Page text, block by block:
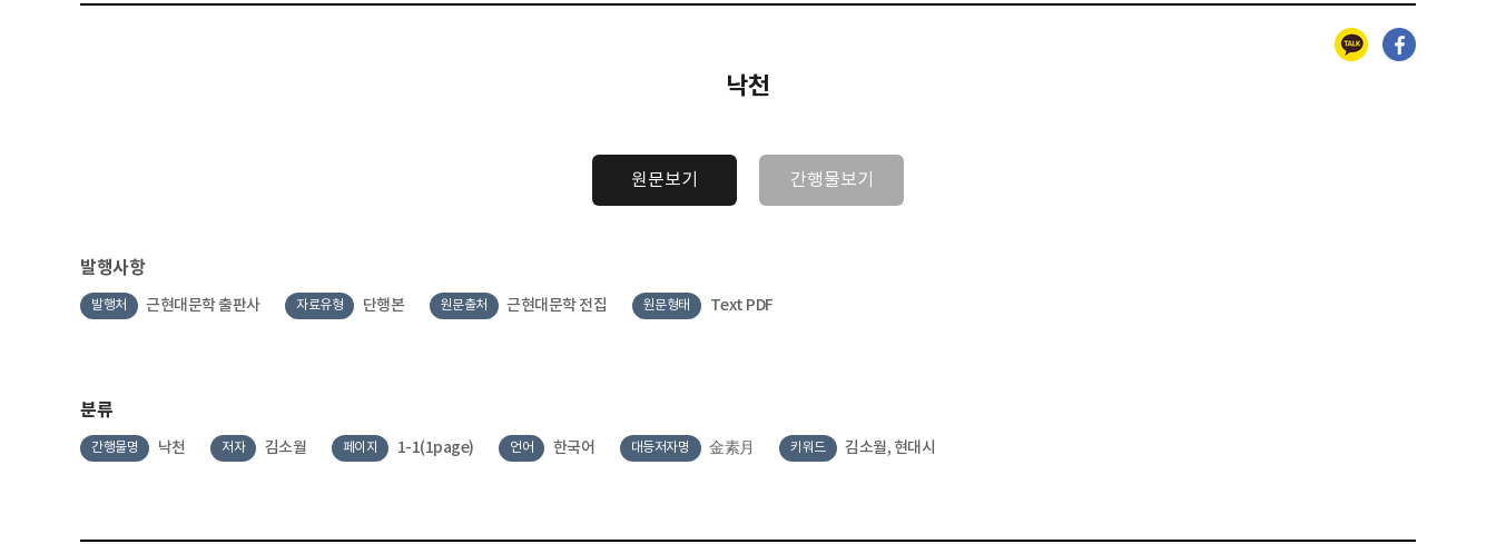
카카오톡 페이스북
낙천
원문보기 간행물보기
발행사항
발행처 근현대문학 출판사 자료유형 단행본 원문출처 근현대문학 전집 원문형태 Text PDF
분류
간행물명 낙천 저자 김소월 페이지 1-1(1page) 언어 한국어 대등저자명 金素月 키워드 김소월, 현대시